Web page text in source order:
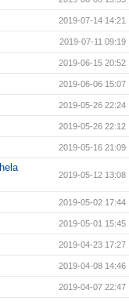
2019-07-14 14:21
2019-07-11 09:19
2019-06-15 20:52
2019-06-06 15:07
2019-05-26 22:24
2019-05-26 22:12
2019-05-16 21:09
2019-05-12 13:08
2019-05-02 17:44
2019-05-01 15:45
2019-04-23 17:27
2019-04-08 14:46
2019-04-07 22:47